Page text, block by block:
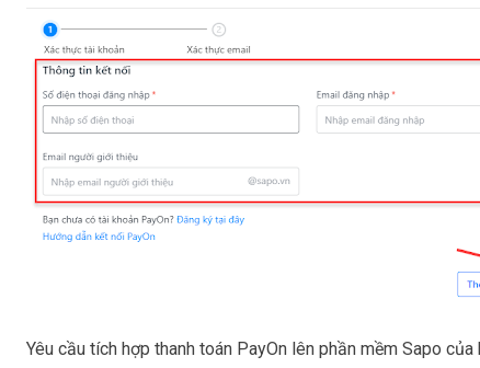
Yêu cầu tích hợp thanh toán PayOn lên phần mềm Sapo